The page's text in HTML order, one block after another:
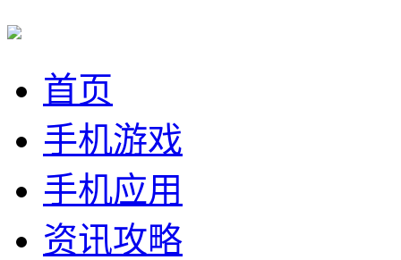
首页
手机游戏
手机应用
资讯攻略